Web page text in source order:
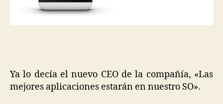
Ya lo decía el nuevo CEO de la compañía, «Las
mejores aplicaciones estarán en nuestro SO».